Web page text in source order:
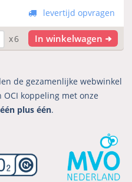
levertijd opvragen
x6 In winkelwagen
de gezamenlijke webwinkel
OCI koppeling met onze
plus één.